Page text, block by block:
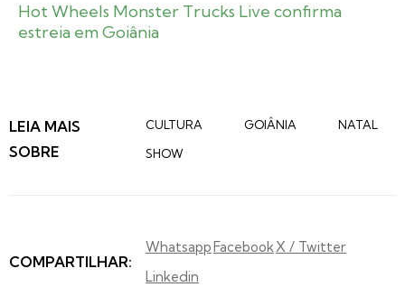
Hot Wheels Monster Trucks Live confirma
estreia em Goiânia
LEIA MAIS
SOBRE
CULTURA GOIÂNIA
NATAL
SHOW
COMPARTILHAR:
Whatsapp FacebookX / Twitter
Linkedin